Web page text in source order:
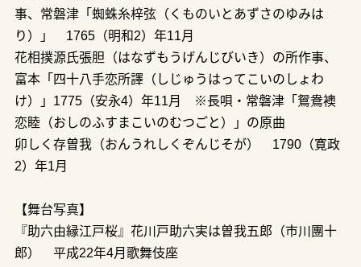
事、常磐津「蜘蛛糸梓弦（くものいとあずさのゆみは
り）」 1765（明和2）年11月
花相撲源氏張胆（はなずもうげんじびいき）の所作事、
富本「四十八手恋所譯（しじゅうはってこいのしょわ
け）」1775（安永4）年11月 ※長唄・常磐津「鴛鴦襖
恋睦（おしのふすまこいのむつごと）」の原曲
卯しく存曽我（おんうれしくぞんじそが） 1790（寛政
2）年1月
【舞台写真】
『助六由縁江戸桜』花川戸助六実は曽我五郎（市川團十
郎） 平成22年4月歌舞伎座